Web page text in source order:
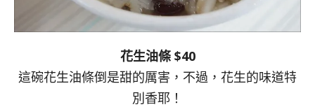
花生油條 $40
這碗花生油條倒是甜的厲害，不過，花生的味道特
別香耶！